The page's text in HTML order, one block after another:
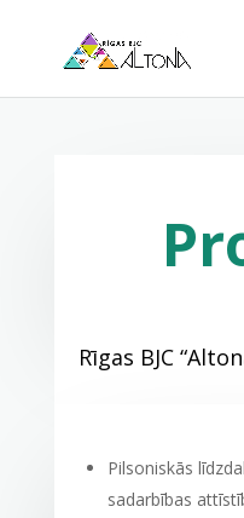
Rīgas BJC
Pilsoniskās
sadarbības